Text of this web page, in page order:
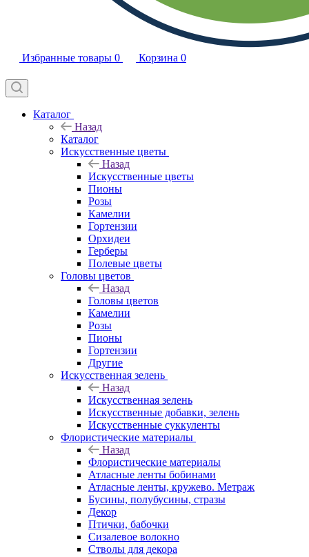
Избранные товары 0 Корзина 0
Каталог
Назад
Каталог
Искусственные цветы
Назад
Искусственные цветы
Пионы
Розы
Камелии
Гортензии
Орхидеи
Герберы
Полевые цветы
Головы цветов
Назад
Головы цветов
Камелии
Розы
Пионы
Гортензии
Другие
Искусственная зелень
Назад
Искусственная зелень
Искусственные добавки, зелень
Искусственные суккуленты
Флористические материалы
Назад
Флористические материалы
Атласные ленты бобинами
Атласные ленты, кружево. Метраж
Бусины, полубусины, стразы
Декор
Птички, бабочки
Сизалевое волокно
Стволы для декора